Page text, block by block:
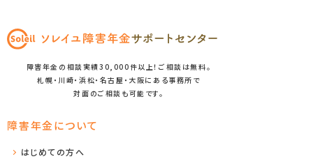
障害年金の相談実績30,000件以上！ご相談は無料。
札幌・川崎・浜松・名古屋・大阪にある事務所で
対面のご相談も可能です。
障害年金について
はじめての方へ